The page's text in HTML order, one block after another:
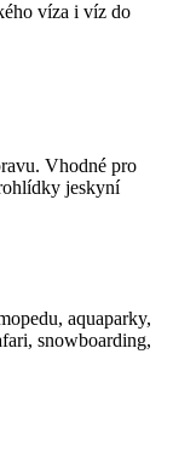
víza i víz do
Vhodné pro
jeskyní
aquaparky,
snowboarding,